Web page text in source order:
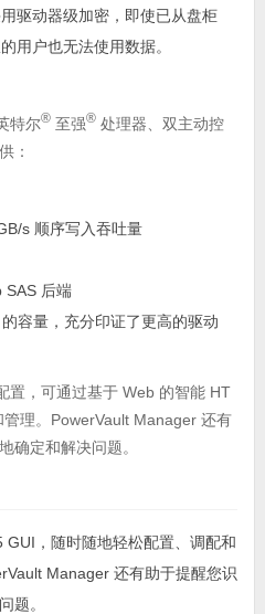
驱动器级加密，即使已从盘柜
用户也无法使用数据。
特尔®至强®处理器、双主动控
：
s 顺序写入吞吐量
SAS 后端
容量，充分印证了更高的驱动
置，可通过基于 Web 的智能 HT
理。PowerVault Manager 还有
确定和解决问题。
，随时随地轻松配置、调配和
Manager 还有助于提醒您识
题。